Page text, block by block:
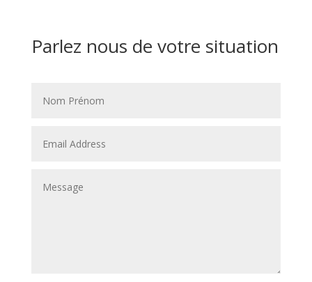
Parlez nous de votre situation